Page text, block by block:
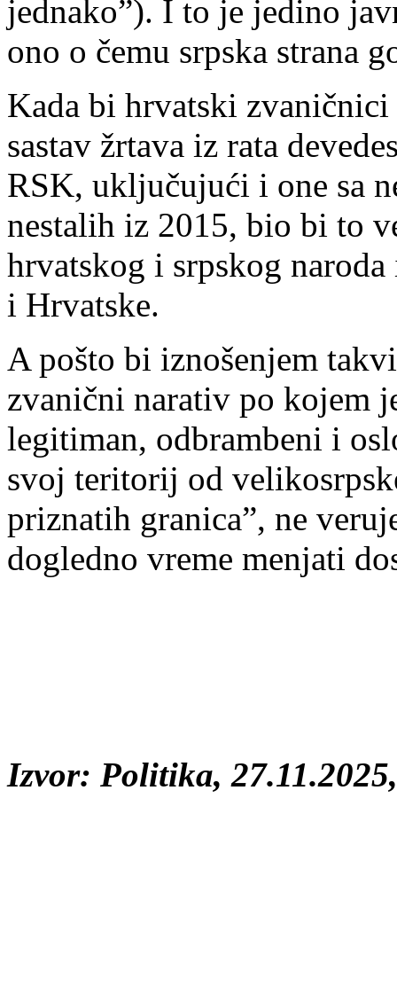
jednako”). I to je jedino
ono o čemu srpska strana
Kada bi hrvatski
sastav žrtava iz rata
RSK, uključujući i one sa
nestalih iz 2015, bio bi to
hrvatskog i srpskog
i Hrvatske.
A pošto bi iznošenjem
zvanični narativ po kojem
legitiman, odbrambeni i
svoj teritorij od
priznatih granica”, ne
dogledno vreme menjati
Izvor: Politika,